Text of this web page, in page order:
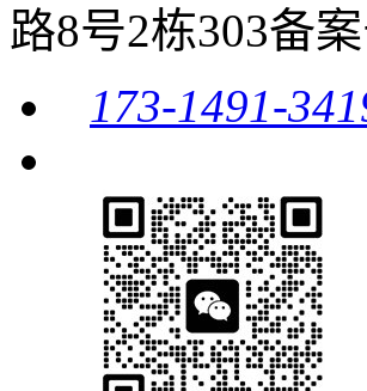
路8号2栋303备案
173-1491-